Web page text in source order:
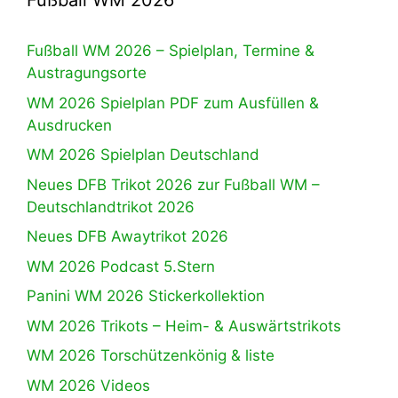
Fußball WM 2026 – Spielplan, Termine &
Austragungsorte
WM 2026 Spielplan PDF zum Ausfüllen &
Ausdrucken
WM 2026 Spielplan Deutschland
Neues DFB Trikot 2026 zur Fußball WM –
Deutschlandtrikot 2026
Neues DFB Awaytrikot 2026
WM 2026 Podcast 5.Stern
Panini WM 2026 Stickerkollektion
WM 2026 Trikots – Heim- & Auswärtstrikots
WM 2026 Torschützenkönig & liste
WM 2026 Videos